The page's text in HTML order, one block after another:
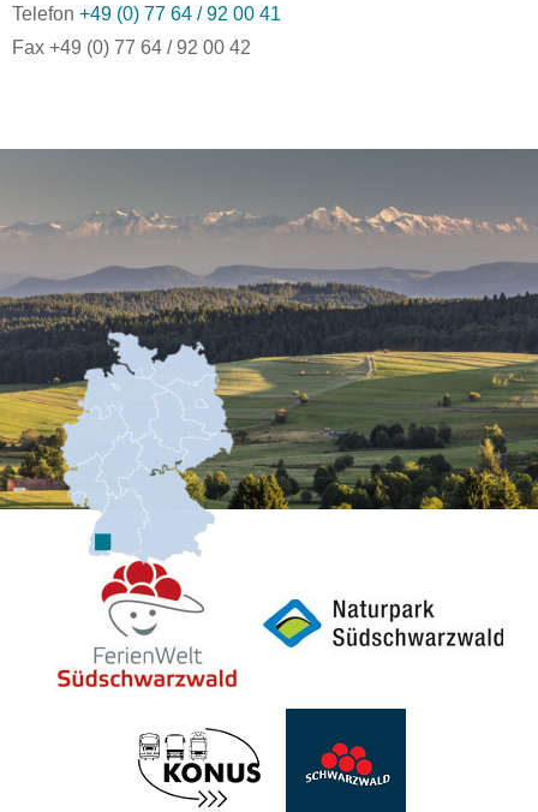
Telefon +49 (0) 77 64 / 92 00 41
Fax +49 (0) 77 64 / 92 00 42